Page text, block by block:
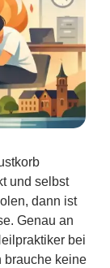
und selbst
dann ist
Genau an
bei
brauche keine